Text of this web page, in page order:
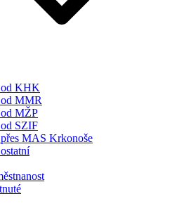
od KHK
MMR
MŽP
SZIF
MAS Krkonoše